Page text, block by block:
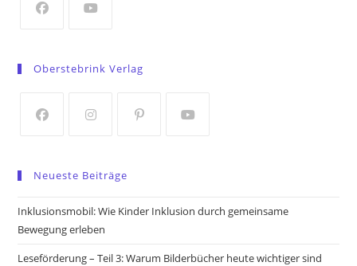
tab
a
tab
tab
Oberstebrink Verlag
a
new
tab
new
tab
a
new
new
Neueste Beiträge
Inklusionsmobil: Wie Kinder Inklusion durch gemeinsame
Bewegung erleben
Leseförderung – Teil 3: Warum Bilderbücher heute wichtiger sind